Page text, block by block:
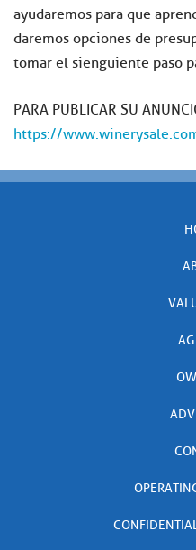
ayudaremos para que
daremos opciones de
tomar el sienguiente paso
PARA PUBLICAR SU
https://